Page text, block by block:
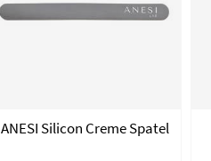
ANESI Silicon Creme Spatel